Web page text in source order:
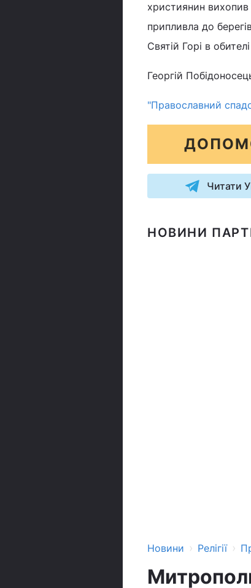
християнин
припливла до
Святій Горі в
Георгій
"Православний
Читати
НОВИНИ
Новини › Релігії ›